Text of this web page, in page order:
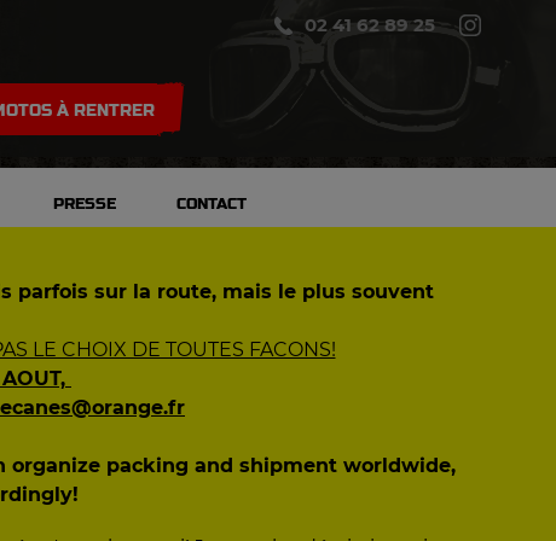
02 41 62 89 25
À RENTRER
PRESSE CONTACT
parfois sur la route, mais le plus souvent
LE CHOIX DE TOUTES FACONS!
organize packing and shipment worldwide,